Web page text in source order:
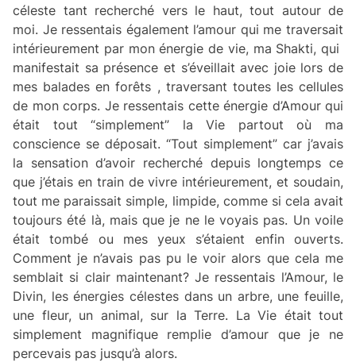
céleste tant recherché vers le haut, tout autour de
moi. Je ressentais également l’amour qui me traversait
intérieurement par mon énergie de vie, ma Shakti, qui
manifestait sa présence et s’éveillait avec joie lors de
mes balades en forêts , traversant toutes les cellules
de mon corps. Je ressentais cette énergie d’Amour qui
était tout “simplement” la Vie partout où ma
conscience se déposait. “Tout simplement” car j’avais
la sensation d’avoir recherché depuis longtemps ce
que j’étais en train de vivre intérieurement, et soudain,
tout me paraissait simple, limpide, comme si cela avait
toujours été là, mais que je ne le voyais pas. Un voile
était tombé ou mes yeux s’étaient enfin ouverts.
Comment je n’avais pas pu le voir alors que cela me
semblait si clair maintenant? Je ressentais l’Amour, le
Divin, les énergies célestes dans un arbre, une feuille,
une fleur, un animal, sur la Terre. La Vie était tout
simplement magnifique remplie d’amour que je ne
percevais pas jusqu’à alors.